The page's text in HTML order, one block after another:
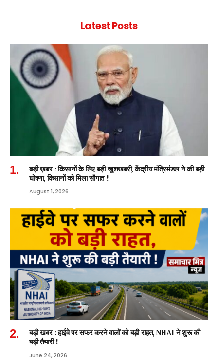
Latest Posts
बड़ी ख़बर : किसानों के लिए बड़ी खुशखबरी, केंद्रीय मंत्रिमंडल ने की बड़ी
घोषणा, किसानों को मिला सौगात !
August 1, 2026
बड़ी खबर : हाईवे पर सफर करने वालों को बड़ी राहत, NHAI ने शुरू की
बड़ी तैयारी !
June 24, 2026